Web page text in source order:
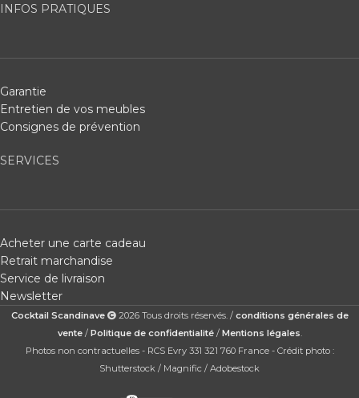
INFOS PRATIQUES
Garantie
Entretien de vos meubles
Consignes de prévention
SERVICES
Acheter une carte cadeau
Retrait marchandise
Service de livraison
Newsletter
Cocktail Scandinave 2026 Tous droits réservés. / conditions générales de
vente/ Politique de confidentialité/ Mentions légales
Photos non contractuelles - RCS Evry 331 321 760 France - Crédit photo :
Shutterstock / Magnific / Adobestock